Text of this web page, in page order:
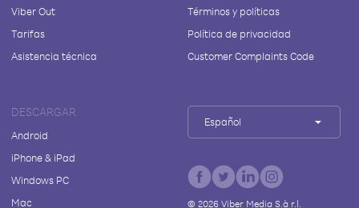
Viber Out
Tarifas
Asistencia técnica
Términos y políticas
Política de privacidad
Customer Complaints Code
DESCARGAR
Android
iPhone & iPad
Windows PC
Mac
Español
© 2026Viber Media S.à r.l.